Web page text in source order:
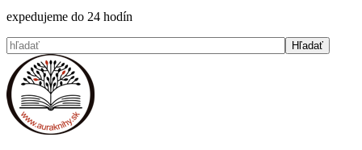
expedujeme do 24 hodín